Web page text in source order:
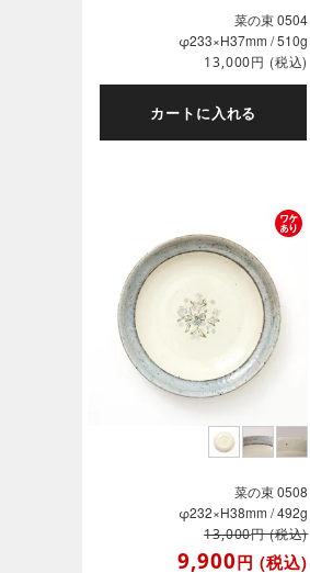
菜の束 0504
φ233×H37mm / 510g
13,000円 (税込)
カートに入れる
菜の束 0508
φ232×H38mm / 492g
13,000円(税込)
9,900円(税込)